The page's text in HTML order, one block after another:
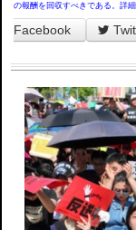
の報酬を回収すべきである。詳
Facebook